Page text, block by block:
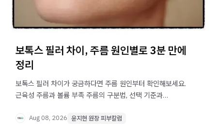
보톡스 필러 차이, 주름 원인별로 3분 만에
정리
보톡스 필러 차이가 궁금하다면 주름 원인부터 확인해보세요.
근육성 주름과 볼륨 부족 주름의 구분법, 선택 기준과
Aug 08, 2026 윤지현 원장 피부칼럼